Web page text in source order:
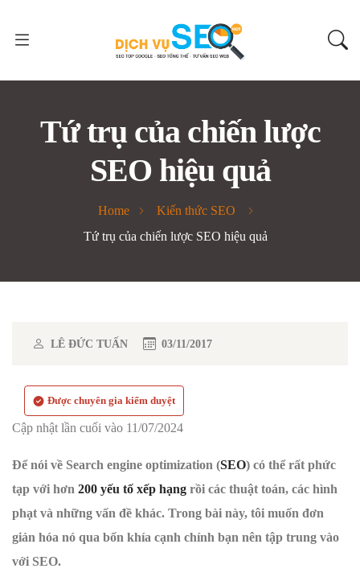
Tứ trụ của chiến lược
SEO hiệu quả
Home
Kiến thức SEO
Tứ trụ của chiến lược SEO hiệu quả
LÊ ĐỨC TUẤN 03/11/2017
Được chuyên gia kiểm duyệt
Cập nhật lần cuối vào 11/07/2024
Để nói về Search engine optimization (SEO) có thể rất phức
tạp với hơn 200 yếu tố xếp hạng rồi các thuật toán, các hình
phạt và những vấn đề khác. Trong bài này, tôi muốn đơn
giản hóa nó qua bốn khía cạnh chính bạn nên tập trung vào
với SEO.